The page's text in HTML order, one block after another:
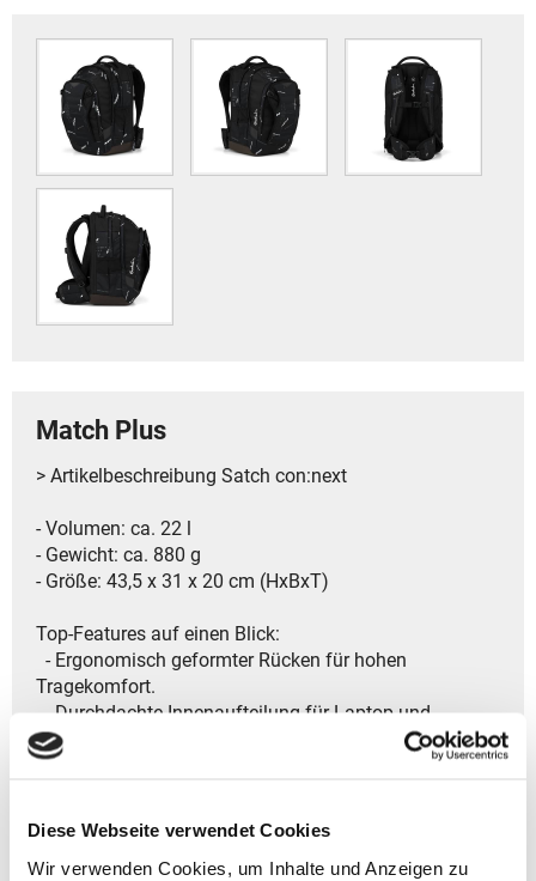
Diese Webseite verwendet Cookies
Wir verwenden Cookies, um Inhalte und Anzeigen zu
Match Plus
> Artikelbeschreibung Satch con:next
- Volumen: ca. 22 l
- Gewicht: ca. 880 g
- Größe: 43,5 x 31 x 20 cm (HxBxT)
Top-Features auf einen Blick:
- Ergonomisch geformter Rücken für hohen
Tragekomfort.
- Durchdachte Innenaufteilung für Laptop und
Zubehör.
- Praktische Heftebox für perfekte Übersicht.
- Seitentaschen für Trinkflaschen oder Regenschirme.
- Reflektierende Details für bessere Sichtbarkeit.
- Fronttasche mit Key Hook für Schlüssel oder kleine